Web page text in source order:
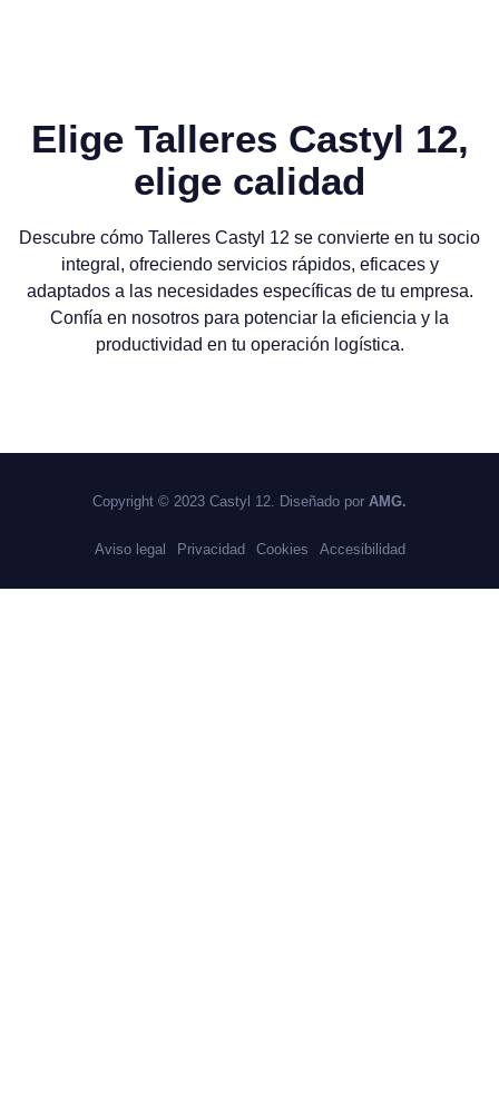
Elige Talleres Castyl 12,
elige calidad
Descubre cómo Talleres Castyl 12 se convierte en tu socio
integral, ofreciendo servicios rápidos, eficaces y
adaptados a las necesidades específicas de tu empresa.
Confía en nosotros para potenciar la eficiencia y la
productividad en tu operación logística.
Copyright © 2023 Castyl 12. Diseñado por AMG.
Aviso legal Privacidad Cookies Accesibilidad